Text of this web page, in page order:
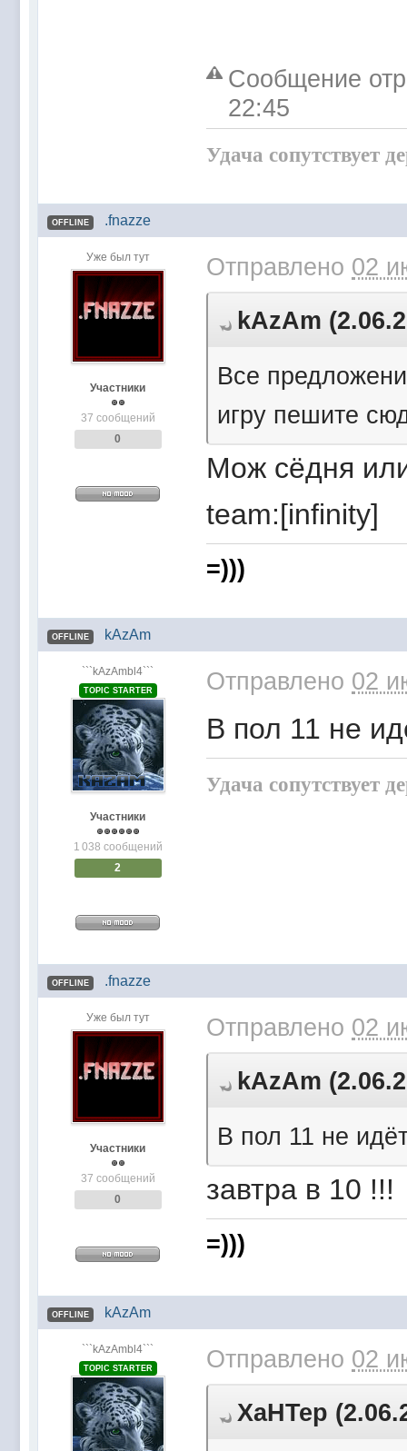
Сообщение
22:45
Удача сопутствует
OFFLINE .fnazze
Уже был тут
Участники
37 сообщений
0
Отправлено 02
kAzAm
Все
игру пешите
Мож сёдня
team:[infinity]
=)))
OFFLINE kAzAm
```kAzAmbl4```
TOPIC STARTER
Участники
1 038 сообщений
2
Отправлено 02
В пол 11 не
Удача сопутствует
OFFLINE .fnazze
Уже был тут
Участники
37 сообщений
0
Отправлено 02
kAzAm
В пол 11 не
завтра в 10 !!!
=)))
OFFLINE kAzAm
```kAzAmbl4```
TOPIC STARTER Отправлено 02
XaHTep